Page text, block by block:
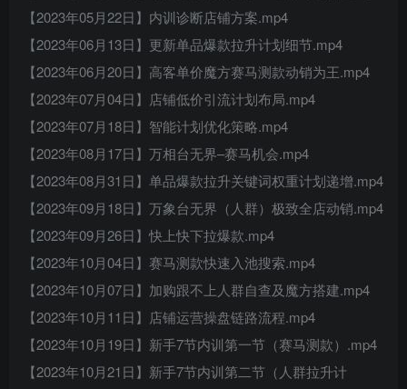
【2023年05月22日】内训诊断店铺方案.mp4
【2023年06月13日】更新单品爆款拉升计划细节.mp4
【2023年06月20日】高客单价魔方赛马测款动销为王.mp4
【2023年07月04日】店铺低价引流计划布局.mp4
【2023年07月18日】智能计划优化策略.mp4
【2023年08月17日】万相台无界–赛马机会.mp4
【2023年08月31日】单品爆款拉升关键词权重计划递增.mp4
【2023年09月18日】万象台无界（人群）极致全店动销.mp4
【2023年09月26日】快上快下拉爆款.mp4
【2023年10月04日】赛马测款快速入池搜索.mp4
【2023年10月07日】加购跟不上人群自查及魔方搭建.mp4
【2023年10月11日】店铺运营操盘链路流程.mp4
【2023年10月19日】新手7节内训第一节（赛马测款）.mp4
【2023年10月21日】新手7节内训第二节（人群拉升计